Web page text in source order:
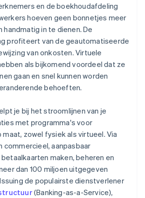
en de boekhoudafdeling
hoeven geen bonnetjes meer
handmatig in te dienen. De
profiteert van de geautomatiseerde
van onkosten. Virtuele
als bijkomend voordeel dat ze
gaan en snel kunnen worden
behoeften.
je bij het stroomlijnen van je
met programma's voor
zowel fysiek als virtueel. Via
commercieel, aanpasbaar
maken, beheren en
dan 100 miljoen uitgegeven
de populairste dienstverlener
(Banking-as-a-Service),